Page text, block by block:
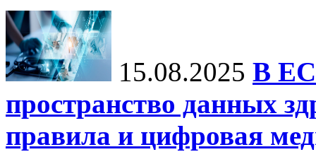
15.08.2025 В ЕС
пространство данных
правила и цифровая